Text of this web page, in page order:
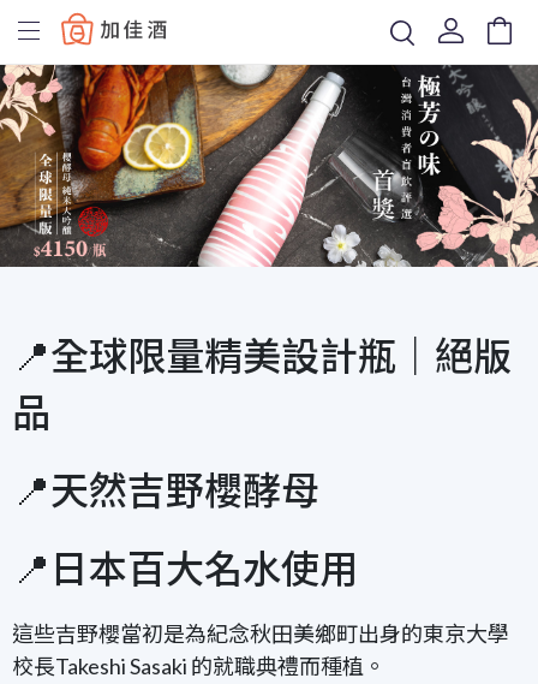
Baccus
📍全球限量精美設計瓶｜絕版
品
📍天然吉野櫻酵母
📍日本百大名水使用
這些吉野櫻當初是為紀念秋田美鄉町出身的東京大學
校長Takeshi Sasaki 的就職典禮而種植。